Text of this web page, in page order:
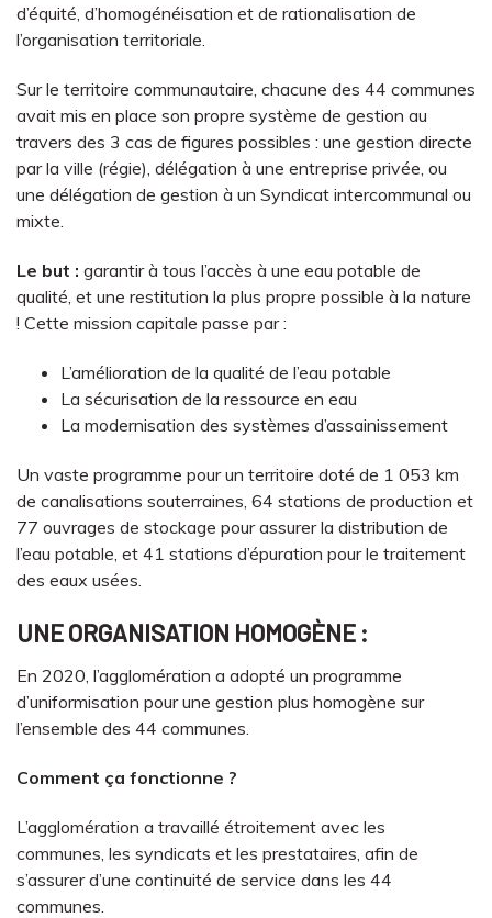
d’équité, d’homogénéisation et de rationalisation de
l’organisation territoriale.
Sur le territoire communautaire, chacune des 44 communes
avait mis en place son propre système de gestion au
travers des 3 cas de figures possibles : une gestion directe
par la ville (régie), délégation à une entreprise privée, ou
une délégation de gestion à un Syndicat intercommunal ou
mixte.
Le but : garantir à tous l’accès à une eau potable de
qualité, et une restitution la plus propre possible à la nature
! Cette mission capitale passe par :
L’amélioration de la qualité de l’eau potable
La sécurisation de la ressource en eau
La modernisation des systèmes d’assainissement
Un vaste programme pour un territoire doté de 1 053 km
de canalisations souterraines, 64 stations de production et
77 ouvrages de stockage pour assurer la distribution de
l’eau potable, et 41 stations d’épuration pour le traitement
des eaux usées.
UNE ORGANISATION HOMOGÈNE :
En 2020, l’agglomération a adopté un programme
d’uniformisation pour une gestion plus homogène sur
l’ensemble des 44 communes.
Comment ça fonctionne ?
L’agglomération a travaillé étroitement avec les
communes, les syndicats et les prestataires, afin de
s’assurer d’une continuité de service dans les 44
communes.